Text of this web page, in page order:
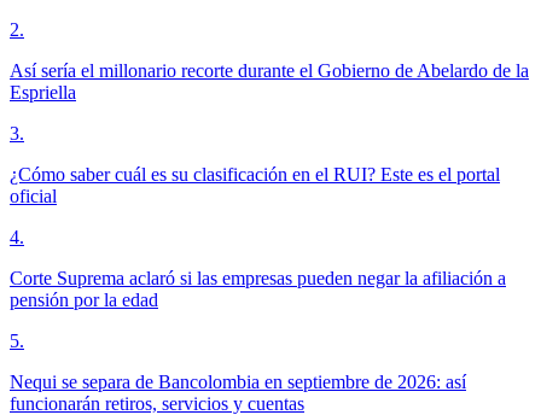
2.
Así sería el millonario recorte durante el Gobierno de Abelardo de la
Espriella
3.
¿Cómo saber cuál es su clasificación en el RUI? Este es el portal
oficial
4.
Corte Suprema aclaró si las empresas pueden negar la afiliación a
pensión por la edad
5.
Nequi se separa de Bancolombia en septiembre de 2026: así
funcionarán retiros, servicios y cuentas